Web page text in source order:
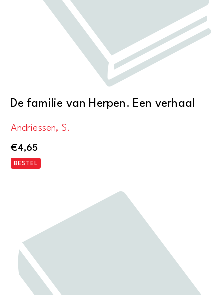
De familie van Herpen. Een verhaal
Andriessen, S.
€4,65
BESTEL